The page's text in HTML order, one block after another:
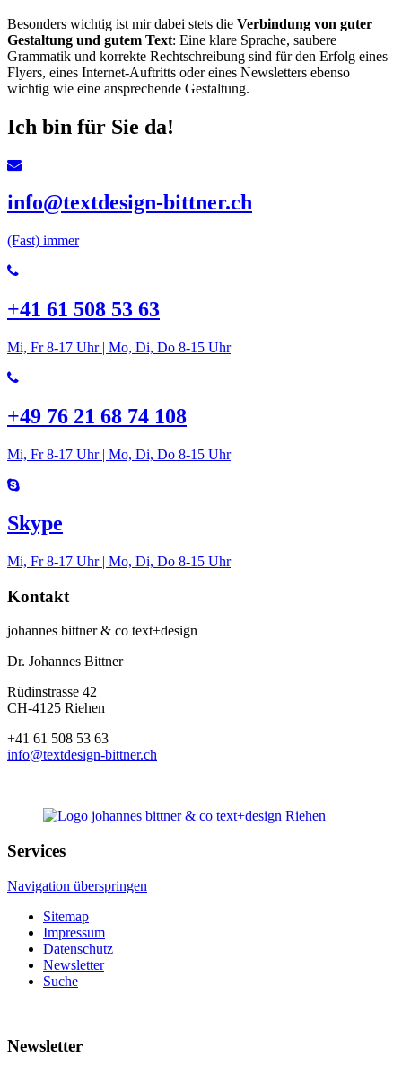
Besonders wichtig ist mir dabei stets die Verbindung von guter
Gestaltung und gutem Text: Eine klare Sprache, saubere
Grammatik und korrekte Rechtschreibung sind für den Erfolg eines
Flyers, eines Internet-Auftritts oder eines Newsletters ebenso
wichtig wie eine ansprechende Gestaltung.
Ich bin für Sie da!
info@textdesign-bittner.ch
(Fast) immer
+41 61 508 53 63
Mi, Fr 8-17 Uhr | Mo, Di, Do 8-15 Uhr
+49 76 21 68 74 108
Mi, Fr 8-17 Uhr | Mo, Di, Do 8-15 Uhr
Skype
Mi, Fr 8-17 Uhr | Mo, Di, Do 8-15 Uhr
Kontakt
johannes bittner & co text+design
Dr. Johannes Bittner
Rüdinstrasse 42
CH-4125 Riehen
+41 61 508 53 63
info@textdesign-bittner.ch
Services
Navigation überspringen
Sitemap
Impressum
Datenschutz
Newsletter
Suche
Newsletter